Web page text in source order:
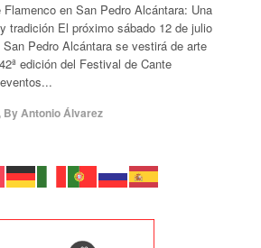
en San Pedro Alcántara: Una
tradición El próximo sábado 12 de julio
Pedro Alcántara se vestirá de arte
edición del Festival de Cante
, ByAntonio Álvarez